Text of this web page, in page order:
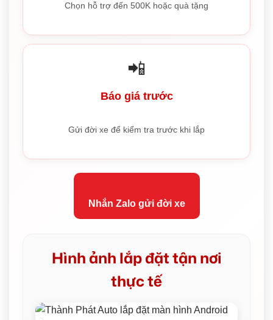
Chọn hỗ trợ đến 500K hoặc quà tặng
📲
Báo giá trước
Gửi đời xe để kiểm tra trước khi lắp
Nhắn Zalo gửi đời xe
Hình ảnh lắp đặt tận nơi
thực tế